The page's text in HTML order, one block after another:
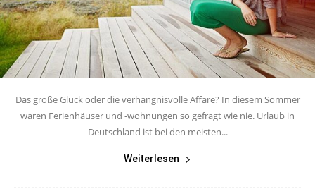
Das große Glück oder die verhängnisvolle Affäre? In diesem Sommer
waren Ferienhäuser und -wohnungen so gefragt wie nie. Urlaub in
Deutschland ist bei den meisten...
Weiterlesen